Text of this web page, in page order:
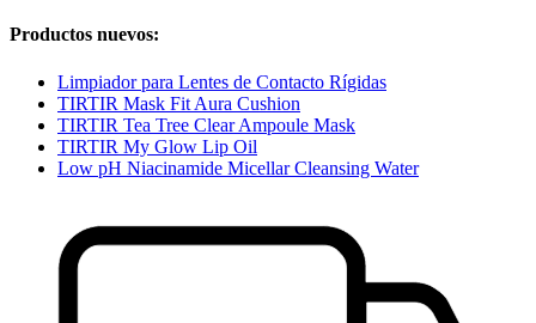
Productos nuevos:
Limpiador para Lentes de Contacto Rígidas
TIRTIR Mask Fit Aura Cushion
TIRTIR Tea Tree Clear Ampoule Mask
TIRTIR My Glow Lip Oil
Low pH Niacinamide Micellar Cleansing Water